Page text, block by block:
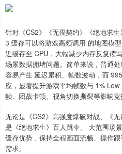
针对《CS2》《无畏契约》《绝地求
3 缓存可以将游戏高频调用 的地图模
近缓存至 CPU，大幅减少内存反复读
场景数据拥堵问题。简单来说，普通
容易产生 延迟累积、帧数波动，而
应，显著提升游戏平均帧数与 1%
帧、团战卡顿、视角切换撕裂等影响竞
无论是《CS2》高强度爆破对战、《
是《绝地求生》百人跳伞、 大范围场
缓存优势，保持全程画面流畅、操作
需求。